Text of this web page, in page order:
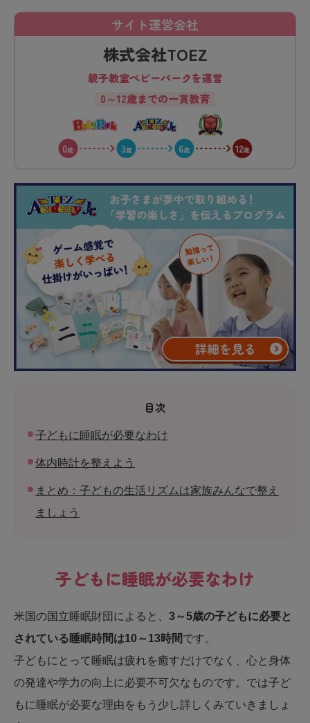
サイト運営会社
株式会社TOEZ
親子教室ベビーパークを運営
0～12歳までの一貫教育
目次
子どもに睡眠が必要なわけ
体内時計を整えよう
まとめ：子どもの生活リズムは家族みんなで整え
ましょう
子どもに睡眠が必要なわけ
米国の国立睡眠財団によると、 3～5歳の子どもに必要と
されている睡眠時間は10～13時間です。
子どもにとって睡眠は疲れを癒すだけでなく、心と身体
の発達や学力の向上に必要不可欠なものです。では子ど
もに睡眠が必要な理由をもう少し詳しくみていきましょ